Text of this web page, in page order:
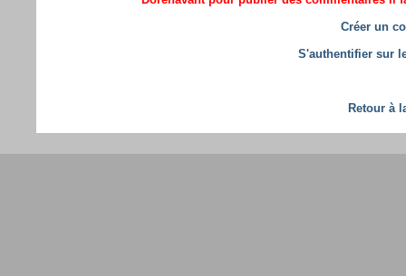
Créer un
S'authentifier sur
Retour à